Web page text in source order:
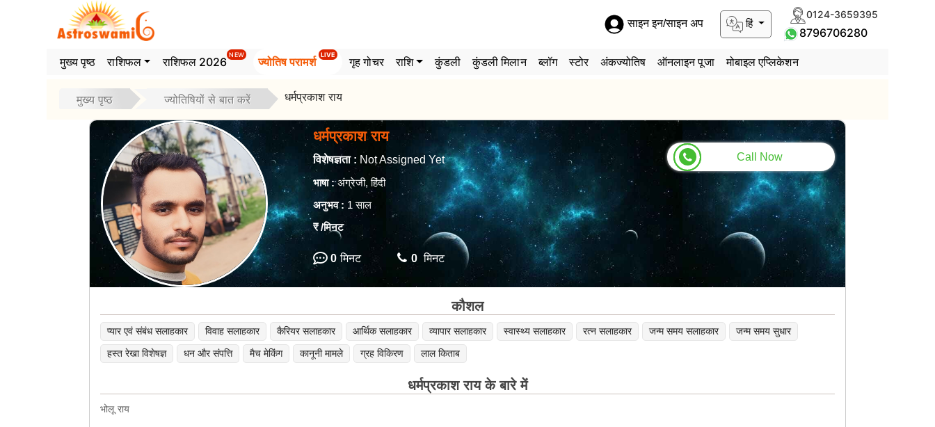
0124-3659395
8796706280
हिं
साइन इन/साइन अप
मुख्य पृष्ठ राशिफल राशिफल 2026
NEW
ज्योतिष परामर्श
LIVE
गृह गोचर राशि कुंडली कुंडली मिलान ब्लॉग स्टोर अंकज्योतिष ऑनलाइन पूजा मोबाइल एप्लिकेशन
मुख्य पृष्ठ ज्योतिषियों से बात करें धर्मप्रकाश राय
धर्मप्रकाश राय
विशेषज्ञता : Not Assigned Yet
भाषा :अंग्रेजी, हिंदी
अनुभव :1 साल
₹/मिनट
0 मिनट 0 मिनट
Call Now
कौशल
प्यार एवं संबंध सलाहकार विवाह सलाहकार कैरियर सलाहकार आर्थिक सलाहकार व्यापार सलाहकार स्वास्थ्य सलाहकार रत्न सलाहकार जन्म समय सलाहकार
जन्म समय सुधार
हस्त रेखा विशेषज्ञ
धन और संपत्ति मैच मेकिंग कानूनी मामले ग्रह विकिरण लाल किताब
धर्मप्रकाश राय के बारे में
भोलू राय